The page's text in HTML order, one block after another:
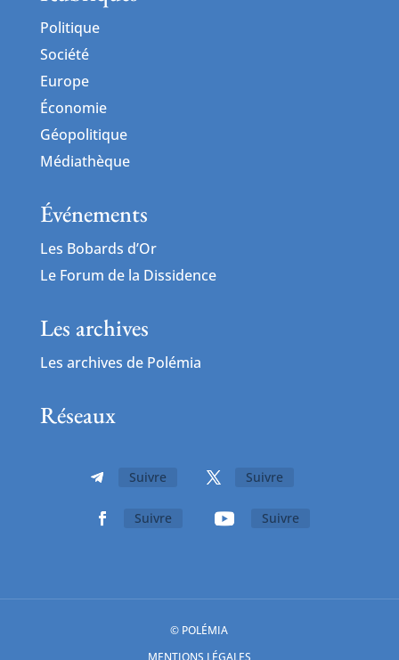
Politique
Société
Europe
Économie
Géopolitique
Médiathèque
Événements
Les Bobards d’Or
Le Forum de la Dissidence
Les archives
Les archives de Polémia
Réseaux
Suivre Suivre
Suivre Suivre
© POLÉMIA